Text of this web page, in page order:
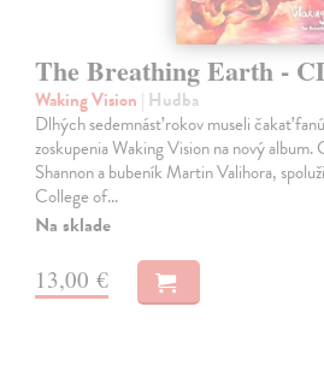
The Breathing Earth -
Waking Vision | Hudba
Dlhých sedemnásť rokov museli čakať
zoskupenia Waking Vision na nový album.
Shannon a bubeník Martin Valihora,
College of…
Na sklade
13,00 €